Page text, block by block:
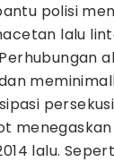
polisi
lalu
persekusi
lalu.